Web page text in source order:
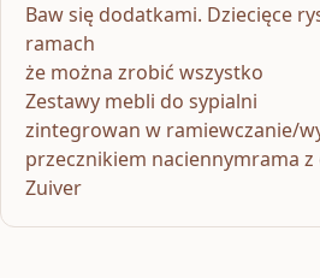
Baw się dodatkami. Dziecięce
ramach
że można zrobić wszystko
Zestawy mebli do sypialni
zintegrowan w ramiewczanie/
przecznikiem naciennymrama z
Zuiver